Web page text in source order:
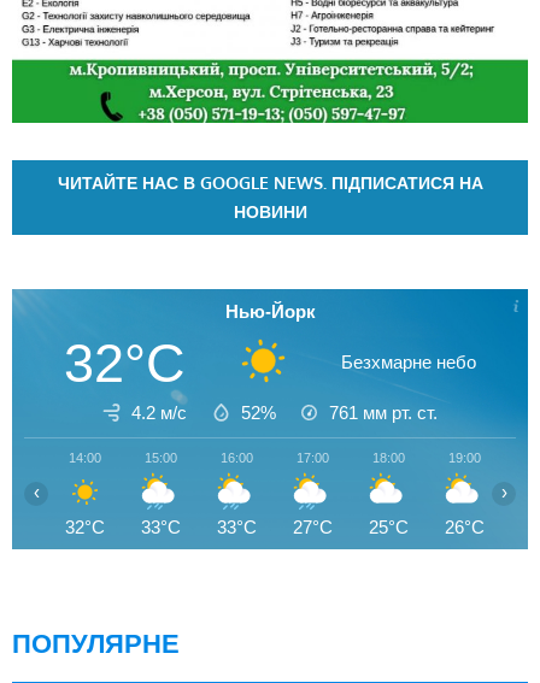
ЧИТАЙТЕ НАС В GOOGLE NEWS. ПІДПИСАТИСЯ НА
НОВИНИ
Нью-Йорк
32°C Безхмарне небо
4.2 м/с 52% 761 мм рт. ст.
14:00
32°C
15:00
33°C
16:00
33°C
17:00
27°C
18:00
25°C
19:00
26°C
‹ ›
ПОПУЛЯРНЕ